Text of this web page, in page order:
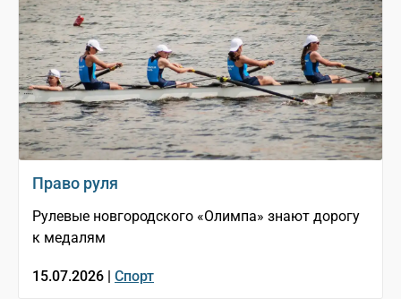
Право руля
Рулевые новгородского «Олимпа» знают дорогу
к медалям
15.07.2026 | Спорт